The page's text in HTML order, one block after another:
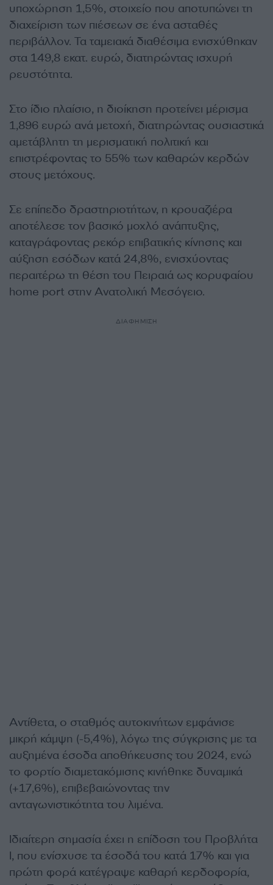
υποχώρηση 1,5%, στοιχείο που αποτυπώνει τη
διαχείριση των πιέσεων σε ένα ασταθές
περιβάλλον. Τα ταμειακά διαθέσιμα ενισχύθηκαν
στα 149,8 εκατ. ευρώ, διατηρώντας ισχυρή
ρευστότητα.
Στο ίδιο πλαίσιο, η διοίκηση προτείνει μέρισμα
1,896 ευρώ ανά μετοχή, διατηρώντας ουσιαστικά
αμετάβλητη τη μερισματική πολιτική και
επιστρέφοντας το 55% των καθαρών κερδών
στους μετόχους.
Σε επίπεδο δραστηριοτήτων, η κρουαζιέρα
αποτέλεσε τον βασικό μοχλό ανάπτυξης,
καταγράφοντας ρεκόρ επιβατικής κίνησης και
αύξηση εσόδων κατά 24,8%, ενισχύοντας
περαιτέρω τη θέση του Πειραιά ως κορυφαίου
home port στην Ανατολική Μεσόγειο.
ΔΙΑΦΗΜΙΣΗ
Αντίθετα, ο σταθμός αυτοκινήτων εμφάνισε
μικρή κάμψη (-5,4%), λόγω της σύγκρισης με τα
αυξημένα έσοδα αποθήκευσης του 2024, ενώ
το φορτίο διαμετακόμισης κινήθηκε δυναμικά
(+17,6%), επιβεβαιώνοντας την
ανταγωνιστικότητα του λιμένα.
Ιδιαίτερη σημασία έχει η επίδοση του Προβλήτα
Ι, που ενίσχυσε τα έσοδά του κατά 17% και για
πρώτη φορά κατέγραψε καθαρή κερδοφορία,